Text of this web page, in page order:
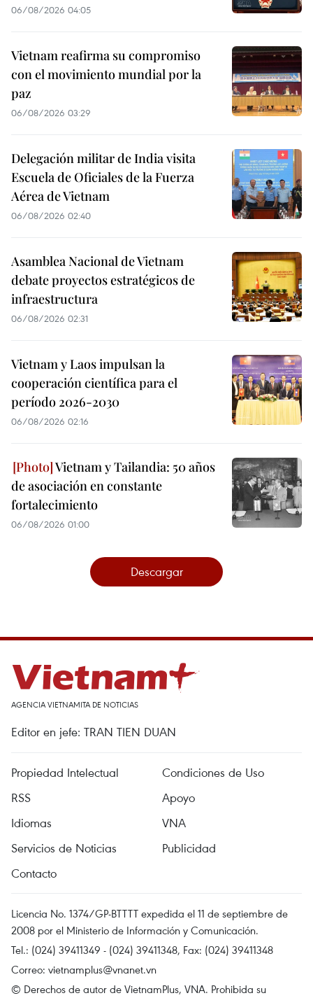
06/08/2026 04:05
Vietnam reafirma su compromiso
con el movimiento mundial por la
paz
06/08/2026 03:29
Delegación militar de India visita
Escuela de Oficiales de la Fuerza
Aérea de Vietnam
06/08/2026 02:40
Asamblea Nacional de Vietnam
debate proyectos estratégicos de
infraestructura
06/08/2026 02:31
Vietnam y Laos impulsan la
cooperación científica para el
período 2026-2030
06/08/2026 02:16
Vietnam y Tailandia: 50 años
de asociación en constante
fortalecimiento
06/08/2026 01:00
Descargar
AGENCIA VIETNAMITA DE NOTICIAS
Editor en jefe: TRAN TIEN DUAN
Propiedad Intelectual
Condiciones de Uso
RSS
Apoyo
Idiomas
VNA
Servicios de Noticias
Publicidad
Contacto
Licencia No. 1374/GP-BTTTT expedida el 11 de septiembre de
2008 por el Ministerio de Información y Comunicación.
Tel.: (024) 39411349 - (024) 39411348, Fax: (024) 39411348
Correo: vietnamplus@vnanet.vn
© Derechos de autor de VietnamPlus, VNA. Prohibida su